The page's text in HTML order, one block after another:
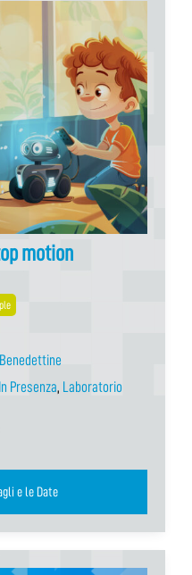
motion
In Presenza, Laboratorio
Vedi tutti i Dettagli e le Date